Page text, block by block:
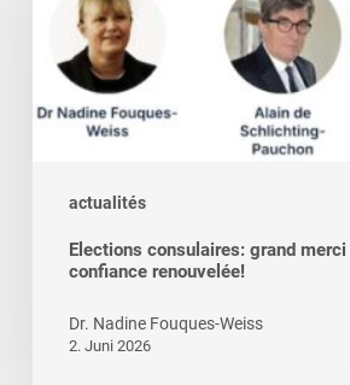
actualités
merci
votre
confiance
renouvelée!
Elections consulaires: grand
confiance renouvelée!
Dr. Nadine Fouques-Weiss
2. Juni 2026